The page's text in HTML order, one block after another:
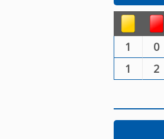
1 0
1 2